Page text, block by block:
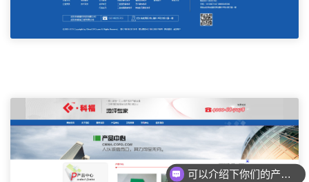
可以介绍下你们的产品么